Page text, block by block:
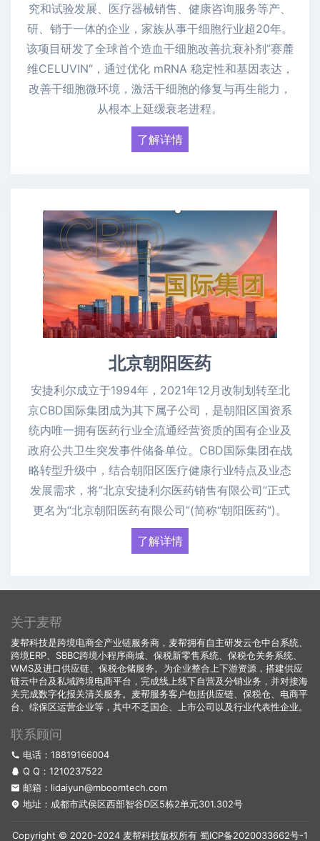
究和试验发展、医疗器械销售、健康咨询服务等产、
研、销于一体的企业，家族从事干细胞行业超20年。
该项目研发了全球首个造血干细胞改善抗衰补剂”赛麓
维CELUVIN“，通过优化 mRNA 稳定性和基因表达，
改善干细胞微环境，激活干细胞的修复与再生能力，
从根本上延缓衰老进程。
了解详情
北京朝阳医药
安捷利尔成立于1994年，2021年12月改制划转至北
京CBD国际集团成为其下属子公司，是朝阳区国资系
统内唯一拥有医药行业全流通经营资质的国有企业及
政府公共卫生突发事件储备单位。CBD国际集团在战
略转型升级中，结合朝阳区医疗健康行业特点及业态
发展需求，将“北京安捷利尔医药销售有限公司”正式
更名为“北京朝阳医药有限公司”(简称“朝阳医药”)。
了解详情
关于麦帮
麦帮科技是跨境电商全产业链服务商，麦帮拥有自主研发云仓中台系统、
跨境ERP、SBBC跨境小程序商城、保税新零售系统、保税仓关务系统、
WMS及进口供应链、保税仓储服务。为企业整合上下游资源，搭建供应
链云中台及私域跨境电商平台，完成线上线下自营及分销业务，并对接海
关完成数字化报关清关服务。麦帮服务客户包括供应链、保税仓、电商平
台、综保区运营企业等，其中不乏国企、上市公司以及行业代表性企业。
联系顾问
电话：18819166004
Q Q： 1210237522
邮箱：lidaiyun@mboomtech.com
地址：成都市武侯区西部智谷D区5栋2单元301.302号
Copyright © 2020-2024 麦帮科技版权所有 蜀ICP备2020033662号-1